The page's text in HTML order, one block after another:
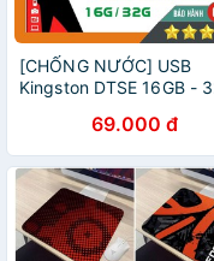
[CHỐNG NƯỚC] USB
Kingston DTSE 16GB -
69.000 đ